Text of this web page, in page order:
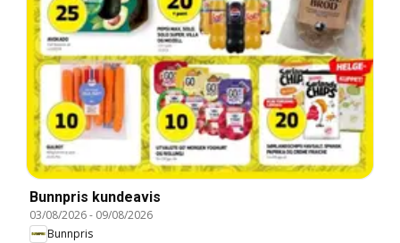
Bunnpris kundeavis
03/08/2026- 09/08/2026
Bunnpris